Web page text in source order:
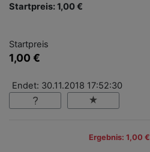
Startpreis: 1,00 €
Startpreis
1,00 €
Endet: 30.11.2018 17:52:30
Ergebnis: 1,00 €